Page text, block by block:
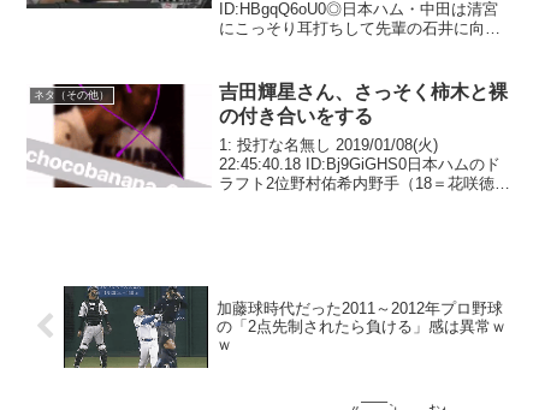
ID:HBgqQ6oU0◎日本ハム・中田は清宮
にこっそり耳打ちして先輩の石井に向け
「お前、先輩をなめて...
ネタ（その他）
吉田輝星さん、さっそく柿木と裸
の付き合いをする
1: 投打な名無し 2019/01/08(火)
22:45:40.18 ID:Bj9GiGHS0日本ハムのド
ラフト2位野村佑希内野手（18＝花咲徳
加藤球時代だった2011～2012年プロ野球
の「2点先制されたら負ける」感は異常ｗ
ｗ